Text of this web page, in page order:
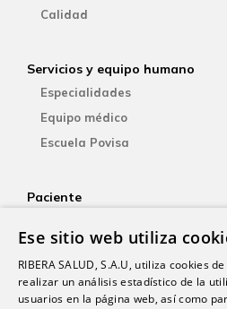
Calidad
Servicios y equipo humano
Especialidades
Equipo médico
Escuela Povisa
Paciente
YOsalud
Atención al paciente
Guía del paciente
Ese sitio web utiliza
RIBERA SALUD, S.A.U, utiliza cookies
realizar un análisis estadístico de la
usuarios en la página web, así como